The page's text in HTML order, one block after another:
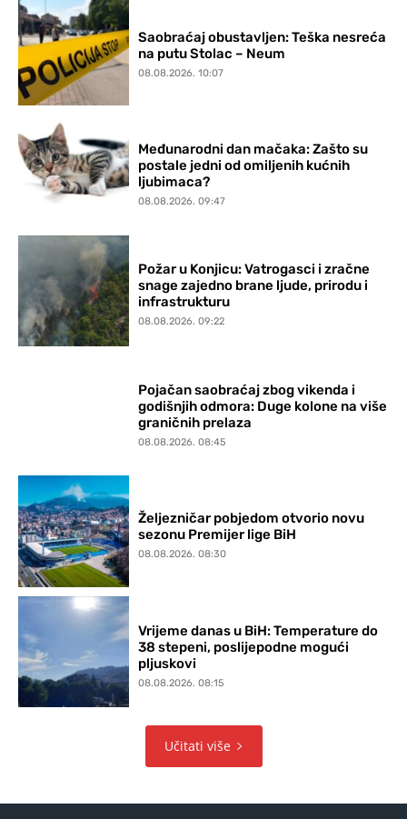
Saobraćaj obustavljen: Teška nesreća
na putu Stolac – Neum
08.08.2026. 10:07
Međunarodni dan mačaka: Zašto su
postale jedni od omiljenih kućnih
ljubimaca?
08.08.2026. 09:47
Požar u Konjicu: Vatrogasci i zračne
snage zajedno brane ljude, prirodu i
infrastrukturu
08.08.2026. 09:22
Pojačan saobraćaj zbog vikenda i
godišnjih odmora: Duge kolone na više
graničnih prelaza
08.08.2026. 08:45
Željezničar pobjedom otvorio novu
sezonu Premijer lige BiH
08.08.2026. 08:30
Vrijeme danas u BiH: Temperature do
38 stepeni, poslijepodne mogući
pljuskovi
08.08.2026. 08:15
Učitati više